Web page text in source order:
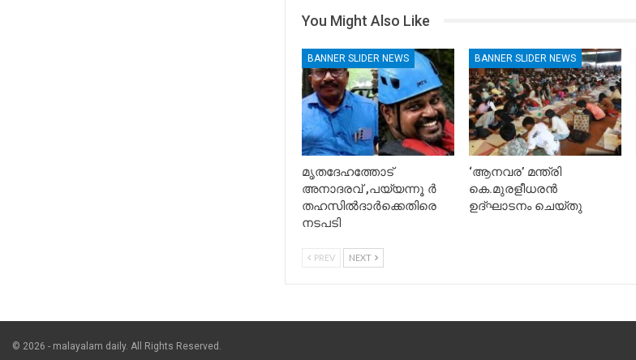
You Might Also Like
BANNER SLIDER NEWS
മൃതദേഹത്തോട്
അനാദരവ് ,പയ്യന്നൂ ർ
തഹസിൽദാർക്കെതിരെ
നടപടി
BANNER SLIDER NEWS
‘ആനവര’ മന്ത്രി
കെ.മുരളീധരന്‍
ഉദ്ഘാടനം ചെയ്തു
PREV NEXT
© 2026 - malayalam daily. All Rights Reserved.